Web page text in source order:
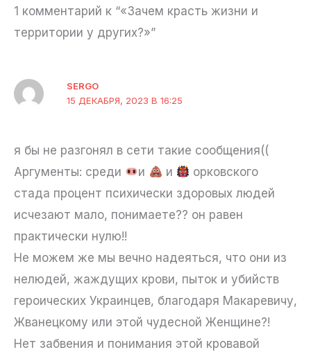
1 комментарий к “«Зачем красть жизни и
территории у других?»”
SERGO
15 ДЕКАБРЯ, 2023 В 16:25
я бы не разгонял в сети такие сообщения((
Аргументы: среди
и и
орковского
стада процент психически здоровых людей
исчезают мало, понимаете?? он равен
практически нулю!!
Не можем же мы вечно надеяться, что они из
нелюдей, жаждущих крови, пыток и убийств
героических Украинцев, благодаря Макаревичу,
Жванецкому или этой чудесной Женщине?!
Нет забвения и понимания этой кровавой